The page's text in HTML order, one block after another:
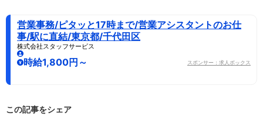
営業事務/ピタッと17時まで/営業アシスタントのお仕
事/駅に直結/東京都/千代田区
株式会社スタッフサービス
時給1,800円～ スポンサー：求人ボックス
この記事をシェア